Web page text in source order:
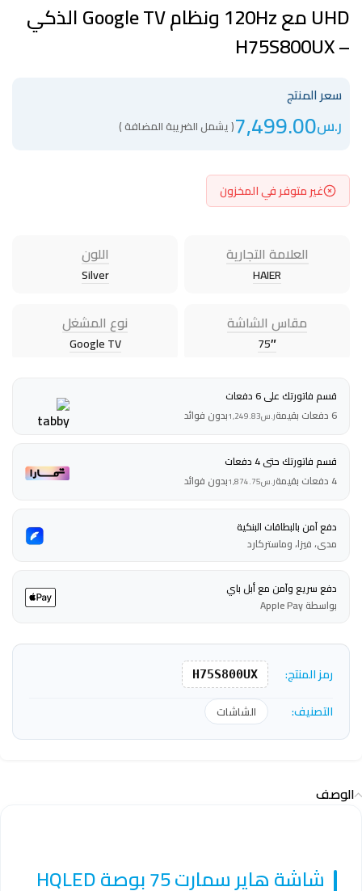
UHD مع 120Hz ونظام Google TV الذكي
– H75S800UX
سعر المنتج
ر.س7,499.00( يشمل الضريبة المضافة )
غير متوفر في المخزون
العلامة التجارية
HAIER
اللون
Silver
مقاس الشاشة
75″
نوع المشغل
Google TV
قسم فاتورتك على 6 دفعات
6 دفعات بقيمة
ر.س1,249.83بدون فوائد
قسم فاتورتك حتى 4 دفعات
4 دفعات بقيمة
ر.س1,874.75بدون فوائد
دفع آمن بالبطاقات البنكية
مدى، فيزا، وماستركارد
دفع سريع وآمن مع أبل باي
بواسطة Apple Pay
رمز المنتج: H75S800UX
التصنيف: الشاشات
الوصف
شاشة هاير سمارت 75 بوصة HQLED